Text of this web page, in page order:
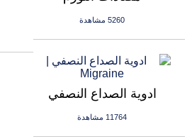
5260 مشاهدة
ادوية الصداع النصفي
11764 مشاهدة